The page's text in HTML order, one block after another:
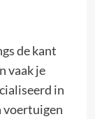
de kant
vaak je
in
voertuigen